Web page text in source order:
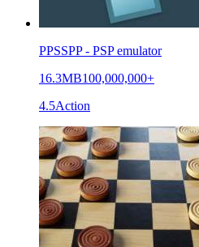
PPSSPP - PSP emulator
16.3MB100,000,000+
4.5Action